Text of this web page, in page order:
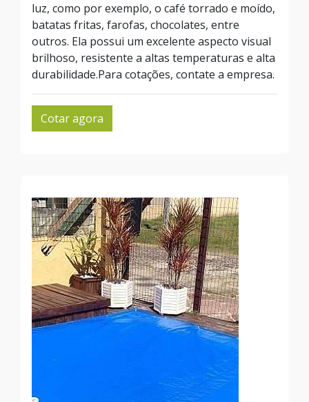
luz, como por exemplo, o café torrado e moído,
batatas fritas, farofas, chocolates, entre
outros. Ela possui um excelente aspecto visual
brilhoso, resistente a altas temperaturas e alta
durabilidade.Para cotações, contate a empresa.
Cotar agora